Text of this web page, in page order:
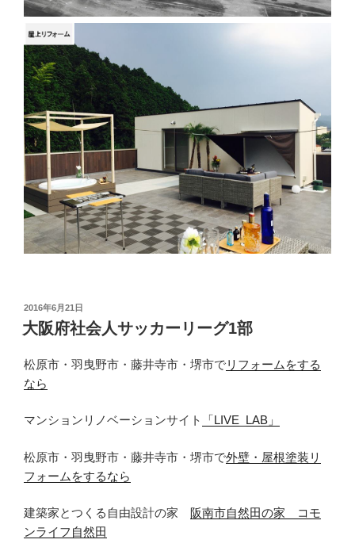
投
稿
日:
2016年6月21日
大阪府社会人サッカーリーグ1部
松原市・羽曳野市・藤井寺市・堺市でリフォームをする
なら
マンションリノベーションサイト 「LIVE_LAB」
松原市・羽曳野市・藤井寺市・堺市で外壁・屋根塗装リ
フォームをするなら
建築家とつくる自由設計の家
阪南市自然田の家 コモ
ンライフ自然田